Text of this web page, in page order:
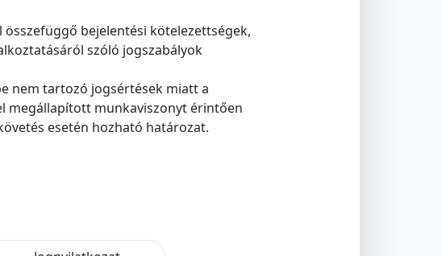
bejelentési kötelezettségek,
szóló jogszabályok
nem tartozó jogsértések miatt a
megállapított munkaviszonyt érintően
esetén hozható határozat.